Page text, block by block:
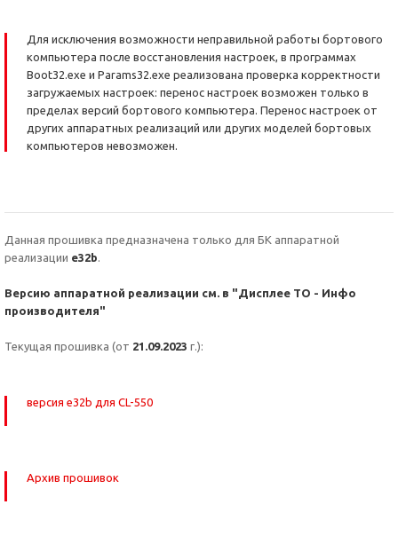
Для исключения возможности неправильной работы бортового
компьютера после восстановления настроек, в программах
Boot32.exe и Params32.exe реализована проверка корректности
загружаемых настроек: перенос настроек возможен только в
пределах версий бортового компьютера. Перенос настроек от
других аппаратных реализаций или других моделей бортовых
компьютеров невозможен.
Данная прошивка предназначена только для БК аппаратной
реализации е32b.
Версию аппаратной реализации см. в "Дисплее ТО - Инфо
производителя"
Текущая прошивка (от 21.09.2023 г.):
версия e32b для CL-550
Архив прошивок